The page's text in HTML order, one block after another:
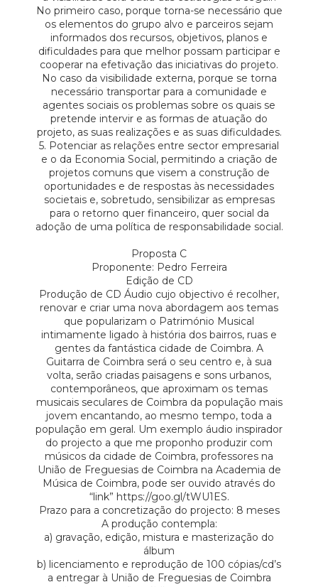
No primeiro caso, porque torna-se necessário que
os elementos do grupo alvo e parceiros sejam
informados dos recursos, objetivos, planos e
dificuldades para que melhor possam participar e
cooperar na efetivação das iniciativas do projeto.
No caso da visibilidade externa, porque se torna
necessário transportar para a comunidade e
agentes sociais os problemas sobre os quais se
pretende intervir e as formas de atuação do
projeto, as suas realizações e as suas dificuldades.
5. Potenciar as relações entre sector empresarial
e o da Economia Social, permitindo a criação de
projetos comuns que visem a construção de
oportunidades e de respostas às necessidades
societais e, sobretudo, sensibilizar as empresas
para o retorno quer financeiro, quer social da
adoção de uma política de responsabilidade social.
Proposta C
Proponente: Pedro Ferreira
Edição de CD
Produção de CD Áudio cujo objectivo é recolher,
renovar e criar uma nova abordagem aos temas
que popularizam o Património Musical
intimamente ligado à história dos bairros, ruas e
gentes da fantástica cidade de Coimbra. A
Guitarra de Coimbra será o seu centro e, à sua
volta, serão criadas paisagens e sons urbanos,
contemporâneos, que aproximam os temas
musicais seculares de Coimbra da população mais
jovem encantando, ao mesmo tempo, toda a
população em geral. Um exemplo áudio inspirador
do projecto a que me proponho produzir com
músicos da cidade de Coimbra, professores na
União de Freguesias de Coimbra na Academia de
Música de Coimbra, pode ser ouvido através do
“link” https://goo.gl/tWU1ES.
Prazo para a concretização do projecto: 8 meses
A produção contempla:
a) gravação, edição, mistura e masterização do
álbum
b) licenciamento e reprodução de 100 cópias/cd’s
a entregar à União de Freguesias de Coimbra